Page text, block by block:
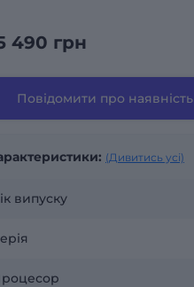
490 грн
Повідомити про наявність
(Дивитись усі)
випуску